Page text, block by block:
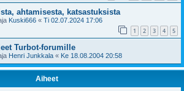
ahtamisesta, katsastuksista
Kuski666 « Ti 02.07.2024 17:06
1 2 3 4 5
Turbot-forumille
Henri Junkkala « Ke 18.08.2004 20:58
Aiheet